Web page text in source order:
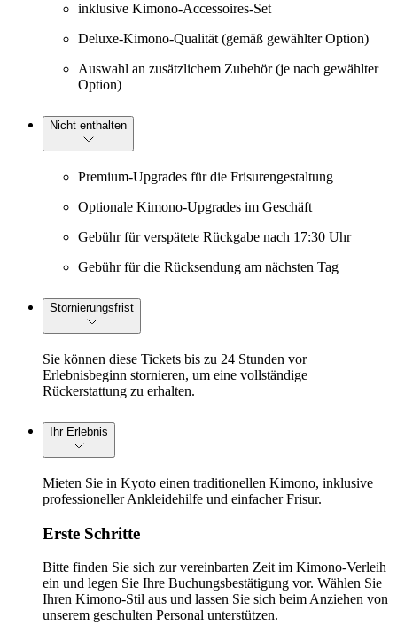
inklusive Kimono-Accessoires-Set
Deluxe-Kimono-Qualität (gemäß gewählter Option)
Auswahl an zusätzlichem Zubehör (je nach gewählter
Option)
Nicht enthalten
Premium-Upgrades für die Frisurengestaltung
Optionale Kimono-Upgrades im Geschäft
Gebühr für verspätete Rückgabe nach 17:30 Uhr
Gebühr für die Rücksendung am nächsten Tag
Stornierungsfrist
Sie können diese Tickets bis zu 24 Stunden vor
Erlebnisbeginn stornieren, um eine vollständige
Rückerstattung zu erhalten.
Ihr Erlebnis
Mieten Sie in Kyoto einen traditionellen Kimono, inklusive
professioneller Ankleidehilfe und einfacher Frisur.
Erste Schritte
Bitte finden Sie sich zur vereinbarten Zeit im Kimono-Verleih
ein und legen Sie Ihre Buchungsbestätigung vor. Wählen Sie
Ihren Kimono-Stil aus und lassen Sie sich beim Anziehen von
unserem geschulten Personal unterstützen.